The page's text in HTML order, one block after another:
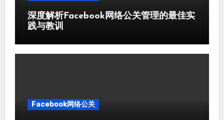
深度解析Facebook网络公关管理的最佳实
践与教训
Facebook网络公关